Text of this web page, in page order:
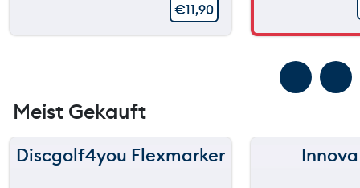
€11,90
Meist Gekauft
Discgolf4you Flexmarker 150 m